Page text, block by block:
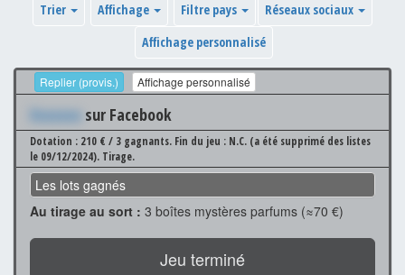
Trier Affichage Filtre pays
Réseaux sociaux
Affichage personnalisé
Replier (provis.) Affichage personnalisé
Xxxxxxx sur Facebook
Dotation : 210 € / 3 gagnants. Fin du jeu : N.C. (a été supprimé des listes
le 09/12/2024). Tirage.
Les lots gagnés
Au tirage au sort : 3 boîtes mystères parfums (≈70 €)
Jeu terminé